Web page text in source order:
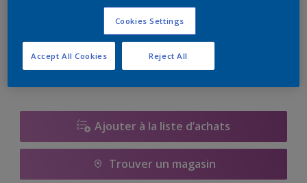
Ajouter à la liste d’achats
Trouver un magasin
Cookies Settings
Reject All
Accept All Cookies